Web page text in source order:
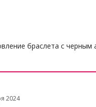
браслета с черным
2024